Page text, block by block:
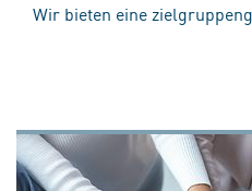
Wir bieten eine